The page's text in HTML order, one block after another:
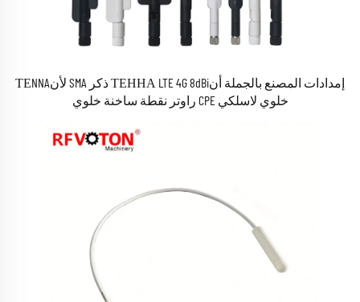
إمدادات المصنع بالجملة أنТЕННА LTE 4G 8dBi ذكر SMA لأنТЕNNA
خلوي لاسلكي CPE راوتر نقطة ساخنة خلوي